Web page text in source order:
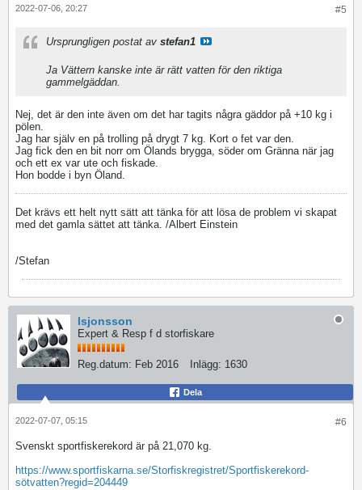
#5
2022-07-06, 20:27
Ursprungligen postat av stefan1
Ja Vättern kanske inte är rätt vatten för den riktiga
gammelgäddan.
Nej, det är den inte även om det har tagits några gäddor på +10 kg i
pölen.
Jag har själv en på trolling på drygt 7 kg. Kort o fet var den.
Jag fick den en bit norr om Ölands brygga, söder om Gränna när jag
och ett ex var ute och fiskade.
Hon bodde i byn Öland.
Det krävs ett helt nytt sätt att tänka för att lösa de problem vi skapat
med det gamla sättet att tänka. /Albert Einstein
/Stefan
lsjonsson
Expert & Resp f d storfiskare
Reg.datum: Feb 2016 Inlägg: 1630
Dela
#6
2022-07-07, 05:15
Svenskt sportfiskerekord är på 21,070 kg.
https://www.sportfiskarna.se/Storfiskregistret/Sportfiskerekord-
sötvatten?regid=204449